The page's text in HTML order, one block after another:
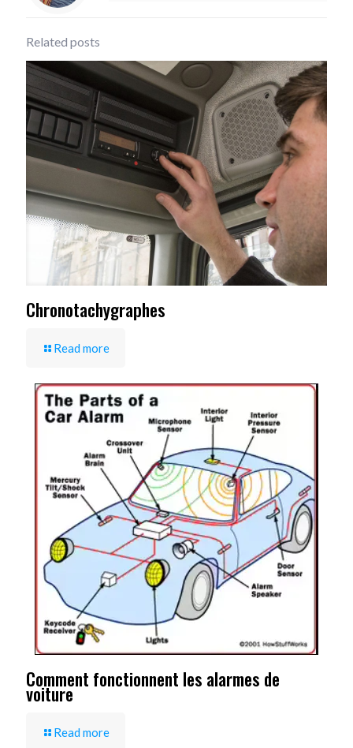
Related posts
Chronotachygraphes
Read more
Comment fonctionnent les alarmes de
voiture
Read more